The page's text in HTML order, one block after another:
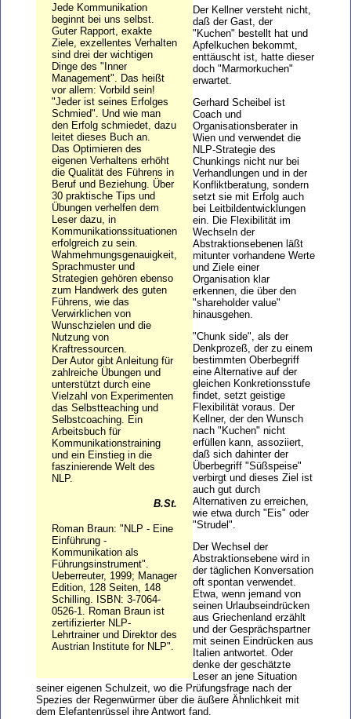
Jede Kommunikation
beginnt bei uns selbst.
Guter Rapport, exakte
Ziele, exzellentes Verhalten
sind drei der wichtigen
Dinge des "Inner
Management". Das heißt
vor allem: Vorbild sein!
"Jeder ist seines Erfolges
Schmied". Und wie man
den Erfolg schmiedet, dazu
leitet dieses Buch an.
Das Optimieren des
eigenen Verhaltens erhöht
die Qualität des Führens in
Beruf und Beziehung. Über
30 praktische Tips und
Übungen verhelfen dem
Leser dazu, in
Kommunikationssituationen
erfolgreich zu sein.
Wahmehmungsgenauigkeit,
Sprachmuster und
Strategien gehören ebenso
zum Handwerk des guten
Führens, wie das
Verwirklichen von
Wunschzielen und die
Nutzung von
Kraftressourcen.
Der Autor gibt Anleitung für
zahlreiche Übungen und
unterstützt durch eine
Vielzahl von Experimenten
das Selbstteaching und
Selbstcoaching. Ein
Arbeitsbuch für
Kommunikationstraining
und ein Einstieg in die
faszinierende Welt des
NLP.
B.St.
Roman Braun: "NLP - Eine
Einführung -
Kommunikation als
Führungsinstrument".
Ueberreuter, 1999; Manager
Edition, 128 Seiten, 148
Schilling. ISBN: 3-7064-
0526-1. Roman Braun ist
zertifizierter NLP-
Lehrtrainer und Direktor des
Austrian Institute for NLP".
Der Kellner versteht nicht,
daß der Gast, der
"Kuchen" bestellt hat und
Apfelkuchen bekommt,
enttäuscht ist, hatte dieser
doch "Marmorkuchen"
erwartet.
Gerhard Scheibel ist
Coach und
Organisationsberater in
Wien und verwendet die
NLP-Strategie des
Chunkings nicht nur bei
Verhandlungen und in der
Konfliktberatung, sondern
setzt sie mit Erfolg auch
bei Leitbildentwicklungen
ein. Die Flexibilität im
Wechseln der
Abstraktionsebenen läßt
mitunter vorhandene Werte
und Ziele einer
Organisation klar
erkennen, die über den
"shareholder value"
hinausgehen.
"Chunk side", als der
Denkprozeß, der zu einem
bestimmten Oberbegriff
eine Alternative auf der
gleichen Konkretionsstufe
findet, setzt geistige
Flexibilität voraus. Der
Kellner, der den Wunsch
nach "Kuchen" nicht
erfüllen kann, assoziiert,
daß sich dahinter der
Überbegriff "Süßspeise"
verbirgt und dieses Ziel ist
auch gut durch
Alternativen zu erreichen,
wie etwa durch "Eis" oder
"Strudel".
Der Wechsel der
Abstraktionsebene wird in
der täglichen Konversation
oft spontan verwendet.
Etwa, wenn jemand von
seinen Urlaubseindrücken
aus Griechenland erzählt
und der Gesprächspartner
mit seinen Eindrücken aus
Italien antwortet. Oder
denke der geschätzte
Leser an jene Situation
seiner eigenen Schulzeit, wo die Prüfungsfrage nach der
Spezies der Regenwürmer über die äußere Ähnlichkeit mit
dem Elefantenrüssel ihre Antwort fand.